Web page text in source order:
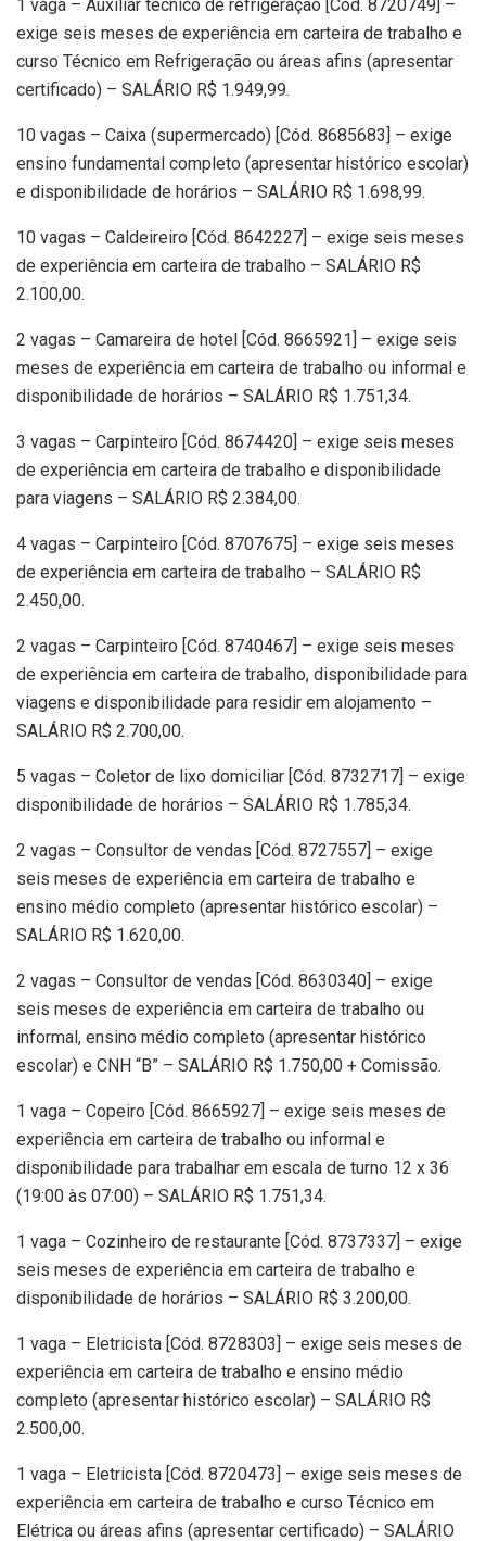
1 vaga – Auxiliar técnico de refrigeração [Cód. 8720749] –
exige seis meses de experiência em carteira de trabalho e
curso Técnico em Refrigeração ou áreas afins (apresentar
certificado) – SALÁRIO R$ 1.949,99.
10 vagas – Caixa (supermercado) [Cód. 8685683] – exige
ensino fundamental completo (apresentar histórico escolar)
e disponibilidade de horários – SALÁRIO R$ 1.698,99.
10 vagas – Caldeireiro [Cód. 8642227] – exige seis meses
de experiência em carteira de trabalho – SALÁRIO R$
2.100,00.
2 vagas – Camareira de hotel [Cód. 8665921] – exige seis
meses de experiência em carteira de trabalho ou informal e
disponibilidade de horários – SALÁRIO R$ 1.751,34.
3 vagas – Carpinteiro [Cód. 8674420] – exige seis meses
de experiência em carteira de trabalho e disponibilidade
para viagens – SALÁRIO R$ 2.384,00.
4 vagas – Carpinteiro [Cód. 8707675] – exige seis meses
de experiência em carteira de trabalho – SALÁRIO R$
2.450,00.
2 vagas – Carpinteiro [Cód. 8740467] – exige seis meses
de experiência em carteira de trabalho, disponibilidade para
viagens e disponibilidade para residir em alojamento –
SALÁRIO R$ 2.700,00.
5 vagas – Coletor de lixo domiciliar [Cód. 8732717] – exige
disponibilidade de horários – SALÁRIO R$ 1.785,34.
2 vagas – Consultor de vendas [Cód. 8727557] – exige
seis meses de experiência em carteira de trabalho e
ensino médio completo (apresentar histórico escolar) –
SALÁRIO R$ 1.620,00.
2 vagas – Consultor de vendas [Cód. 8630340] – exige
seis meses de experiência em carteira de trabalho ou
informal, ensino médio completo (apresentar histórico
escolar) e CNH “B” – SALÁRIO R$ 1.750,00 + Comissão.
1 vaga – Copeiro [Cód. 8665927] – exige seis meses de
experiência em carteira de trabalho ou informal e
disponibilidade para trabalhar em escala de turno 12 x 36
(19:00 às 07:00) – SALÁRIO R$ 1.751,34.
1 vaga – Cozinheiro de restaurante [Cód. 8737337] – exige
seis meses de experiência em carteira de trabalho e
disponibilidade de horários – SALÁRIO R$ 3.200,00.
1 vaga – Eletricista [Cód. 8728303] – exige seis meses de
experiência em carteira de trabalho e ensino médio
completo (apresentar histórico escolar) – SALÁRIO R$
2.500,00.
1 vaga – Eletricista [Cód. 8720473] – exige seis meses de
experiência em carteira de trabalho e curso Técnico em
Elétrica ou áreas afins (apresentar certificado) – SALÁRIO